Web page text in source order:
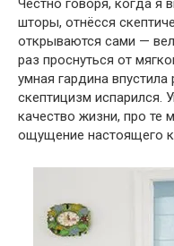
Честно говоря, когда я
шторы, отнёсся
открываются сами —
раз проснуться от
умная гардина
скептицизм испарился.
качество жизни, про те
ощущение настоящего